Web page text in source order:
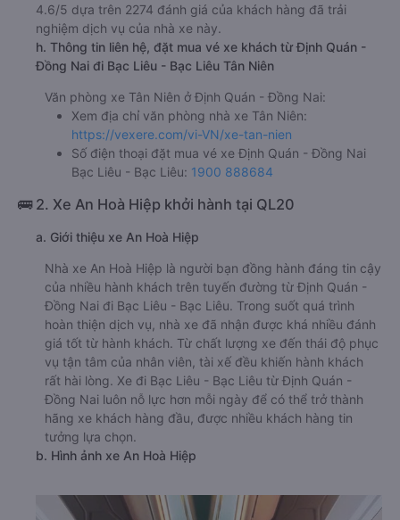
4.6/5 dựa trên 2274 đánh giá của khách hàng đã trải
nghiệm dịch vụ của nhà xe này.
h. Thông tin liên hệ, đặt mua vé xe khách từ Định Quán -
Đồng Nai đi Bạc Liêu - Bạc Liêu Tân Niên
Văn phòng xe Tân Niên ở Định Quán - Đồng Nai:
Xem địa chỉ văn phòng nhà xe Tân Niên:
https://vexere.com/vi-VN/xe-tan-nien
Số điện thoại đặt mua vé xe Định Quán - Đồng Nai
Bạc Liêu - Bạc Liêu: 1900 888684
🚌 2. Xe An Hoà Hiệp khởi hành tại QL20
a. Giới thiệu xe An Hoà Hiệp
Nhà xe An Hoà Hiệp là người bạn đồng hành đáng tin cậy
của nhiều hành khách trên tuyến đường từ Định Quán -
Đồng Nai đi Bạc Liêu - Bạc Liêu. Trong suốt quá trình
hoàn thiện dịch vụ, nhà xe đã nhận được khá nhiều đánh
giá tốt từ hành khách. Từ chất lượng xe đến thái độ phục
vụ tận tâm của nhân viên, tài xế đều khiến hành khách
rất hài lòng. Xe đi Bạc Liêu - Bạc Liêu từ Định Quán -
Đồng Nai luôn nỗ lực hơn mỗi ngày để có thể trở thành
hãng xe khách hàng đầu, được nhiều khách hàng tin
tưởng lựa chọn.
b. Hình ảnh xe An Hoà Hiệp